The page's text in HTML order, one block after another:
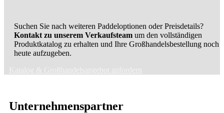
Suchen Sie nach weiteren Paddeloptionen oder Preisdetails?
Kontakt zu unserem Verkaufsteam um den vollständigen
Produktkatalog zu erhalten und Ihre Großhandelsbestellung noch
heute aufzugeben.
Unternehmenspartner